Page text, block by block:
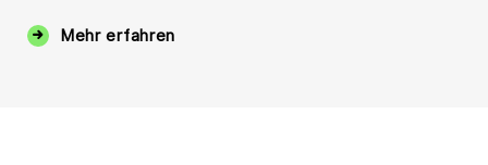
Mehr erfahren